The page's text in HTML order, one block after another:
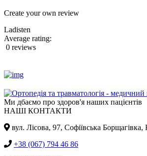
Create your own review
Ladisten
Average rating:
0 reviews
Ми дбаємо про здоров'я наших пацієнтів
НАШІ КОНТАКТИ
вул. Лісова, 97, Cофіївська Борщагівка,
+38 (067) 794 46 86